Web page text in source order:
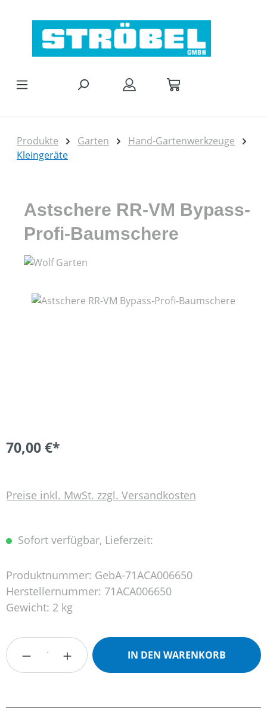
Produkte Garten
Hand-Gartenwerkzeuge
Kleingeräte
Astschere RR-VM Bypass-
Profi-Baumschere
Bildergalerie überspringen
70,00 €*
Preise inkl. MwSt. zzgl. Versandkosten
Sofort verfügbar, Lieferzeit:
Produktnummer: GebA-71ACA006650
Herstellernummer: 71ACA006650
Gewicht: 2 kg
Produkt Anzahl: Gib den gewünschten
IN DEN WARENKORB